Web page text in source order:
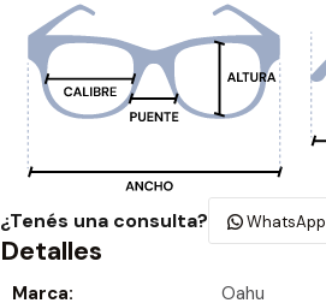
¿Tenés una consulta? WhatsApp
Detalles
Marca: Oahu